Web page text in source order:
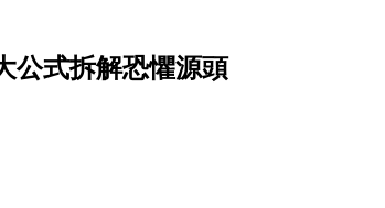
公式拆解恐懼源頭